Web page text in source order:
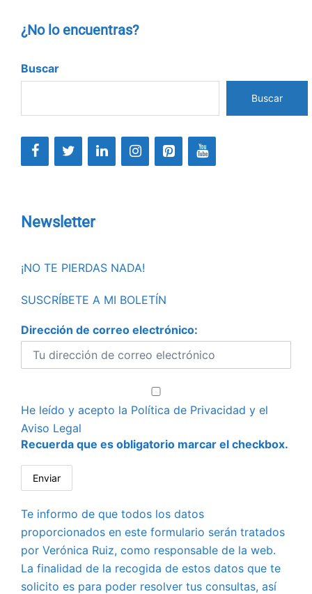
¿No lo encuentras?
Buscar
Buscar
Newsletter
¡NO TE PIERDAS NADA!
SUSCRÍBETE A MI BOLETÍN
Dirección de correo electrónico:
He leído y acepto la Política de Privacidad y el
Aviso Legal
Recuerda que es obligatorio marcar el checkbox.
Te informo de que todos los datos
proporcionados en este formulario serán tratados
por Verónica Ruiz, como responsable de la web.
La finalidad de la recogida de estos datos que te
solicito es para poder resolver tus consultas, así